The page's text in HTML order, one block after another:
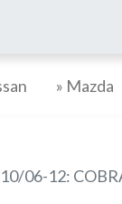
» Mazda
06-12: